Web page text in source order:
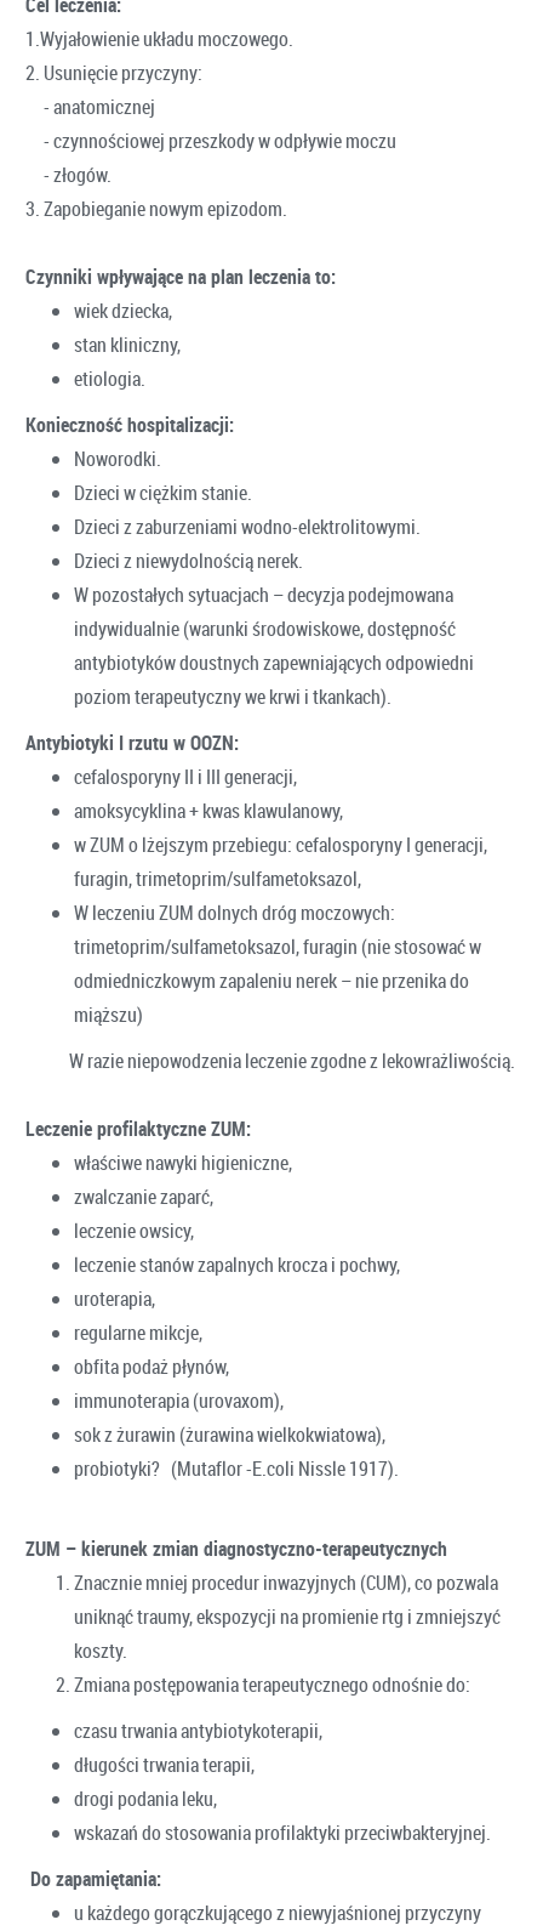
1.Wyjałowienie układu moczowego.
2. Usunięcie przyczyny:
- anatomicznej
- czynnościowej przeszkody w odpływie moczu
- złogów.
3. Zapobieganie nowym epizodom.
Czynniki wpływające na plan leczenia to:
wiek dziecka,
stan kliniczny,
etiologia.
Konieczność hospitalizacji:
Noworodki.
Dzieci w ciężkim stanie.
Dzieci z zaburzeniami wodno-elektrolitowymi.
Dzieci z niewydolnością nerek.
W pozostałych sytuacjach – decyzja podejmowana
indywidualnie (warunki środowiskowe, dostępność
antybiotyków doustnych zapewniających odpowiedni
poziom terapeutyczny we krwi i tkankach).
Antybiotyki I rzutu w OOZN:
cefalosporyny II i III generacji,
amoksycyklina + kwas klawulanowy,
w ZUM o lżejszym przebiegu: cefalosporyny I generacji,
furagin, trimetoprim/sulfametoksazol,
W leczeniu ZUM dolnych dróg moczowych:
trimetoprim/sulfametoksazol, furagin (nie stosować w
odmiedniczkowym zapaleniu nerek – nie przenika do
miąższu)
W razie niepowodzenia leczenie zgodne z lekowrażliwością.
Leczenie profilaktyczne ZUM:
właściwe nawyki higieniczne,
zwalczanie zaparć,
leczenie owsicy,
leczenie stanów zapalnych krocza i pochwy,
uroterapia,
regularne mikcje,
obfita podaż płynów,
immunoterapia (urovaxom),
sok z żurawin (żurawina wielkokwiatowa),
probiotyki? (Mutaflor -E.coli Nissle 1917).
ZUM – kierunek zmian diagnostyczno-terapeutycznych
Znacznie mniej procedur inwazyjnych (CUM), co pozwala
uniknąć traumy, ekspozycji na promienie rtg i zmniejszyć
koszty.
Zmiana postępowania terapeutycznego odnośnie do:
czasu trwania antybiotykoterapii,
długości trwania terapii,
drogi podania leku,
wskazań do stosowania profilaktyki przeciwbakteryjnej.
Do zapamiętania:
u każdego gorączkującego z niewyjaśnionej przyczyny